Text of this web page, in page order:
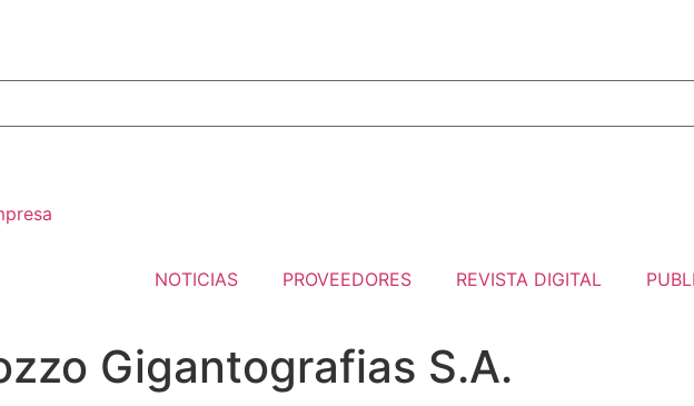
NOTICIAS PROVEEDORES REVISTA DIGITAL
Gigantografias S.A.